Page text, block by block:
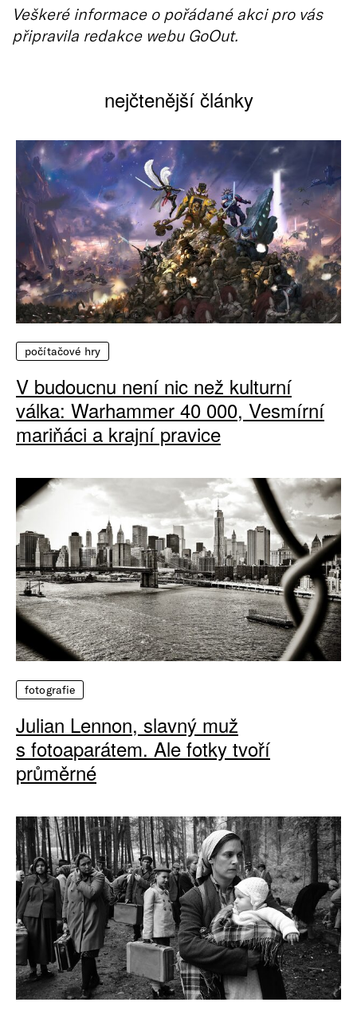
Veškeré informace o pořádané akci pro vás
připravila redakce webu GoOut.
nejčtenější články
počítačové hry
V budoucnu není nic než kulturní
válka: Warhammer 40 000, Vesmírní
mariňáci a krajní pravice
fotografie
Julian Lennon, slavný muž
s fotoaparátem. Ale fotky tvoří
průměrné